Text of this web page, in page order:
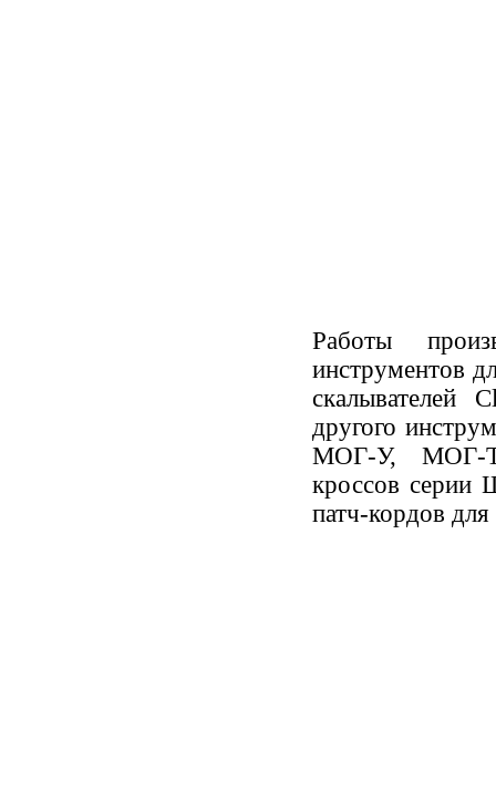
Работы
инструментов
скалывателей
другого
МОГ-У, МОГ-
кроссов
патч-кордов для